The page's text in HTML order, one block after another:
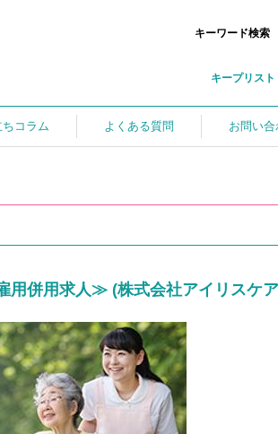
キーワード検索
キープリスト
ちコラム よくある質問 お問い合
用併用求人≫ (株式会社アイリスケ